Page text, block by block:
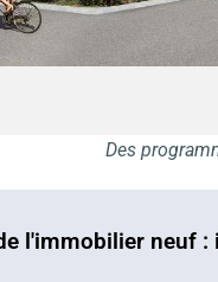
Des
l'immobilier neuf